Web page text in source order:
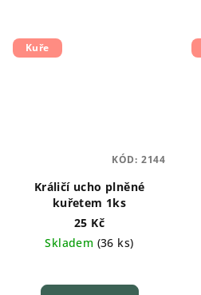
Kuře
Králičí ucho plněné
kuřetem 1ks
25 Kč
Skladem (36 ks)
KÓD: 2144